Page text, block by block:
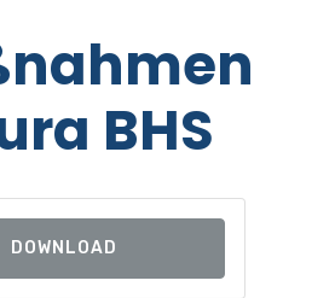
BHS
DOWNLOAD